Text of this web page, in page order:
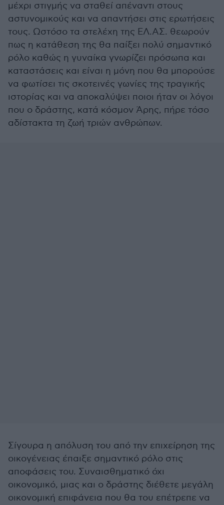
μέχρι στιγμής να σταθεί απέναντι στους
αστυνομικούς και να απαντήσει στις ερωτήσεις
τους. Ωστόσο τα στελέχη της ΕΛ.ΑΣ. θεωρούν
πως η κατάθεση της θα παίξει πολύ σημαντικό
ρόλο καθώς η γυναίκα γνωρίζει πρόσωπα και
καταστάσεις και είναι η μόνη που θα μπορούσε
να φωτίσει τις σκοτεινές γωνίες της τραγικής
ιστορίας και να αποκαλύψει ποιοι ήταν οι λόγοι
που ο δράστης, κατά κόσμον Άρης, πήρε τόσο
αδίστακτα τη ζωή τριών ανθρώπων.
Σίγουρα η απόλυση του από την επιχείρηση της
οικογένειας έπαιξε σημαντικό ρόλο στις
αποφάσεις του. Συναισθηματικό όχι
οικονομικό, μιας και ο δράστης διέθετε μεγάλη
οικονομική επιφάνεια που θα του επέτρεπε να